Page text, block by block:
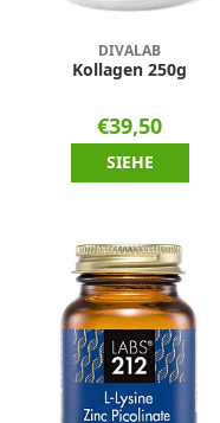
DIVALAB
Kollagen 250g
€39,50
SIEHE